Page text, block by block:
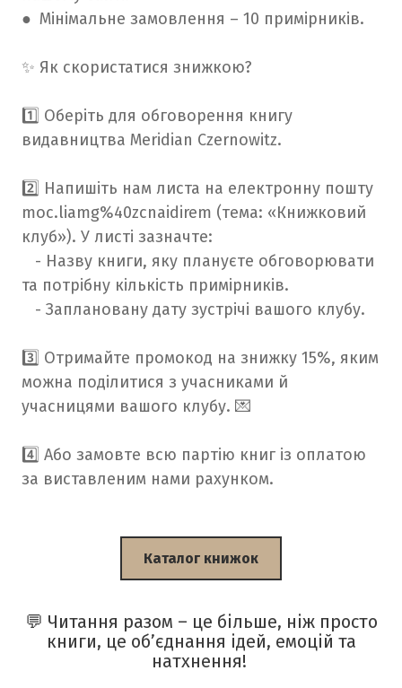
● Мінімальне замовлення – 10 примірників.
✨ Як скористатися знижкою?
1️⃣ Оберіть для обговорення книгу
видавництва Meridian Czernowitz.
2️⃣ Напишіть нам листа на електронну пошту
moc.liamg%40zcnaidirem (тема: «Книжковий
клуб»). У листі зазначте:
- Назву книги, яку плануєте обговорювати
та потрібну кількість примірників.
- Заплановану дату зустрічі вашого клубу.
3️⃣ Отримайте промокод на знижку 15%, яким
можна поділитися з учасниками й
учасницями вашого клубу. 💌
4️⃣ Або замовте всю партію книг із оплатою
за виставленим нами рахунком.
Каталог книжок
💬 Читання разом – це більше, ніж просто
книги, це об’єднання ідей, емоцій та
натхнення!